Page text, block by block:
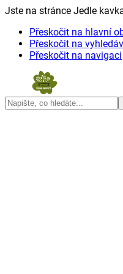
Jste na stránce Jedle
Přeskočit na hlavní
Přeskočit na
Přeskočit na navigaci